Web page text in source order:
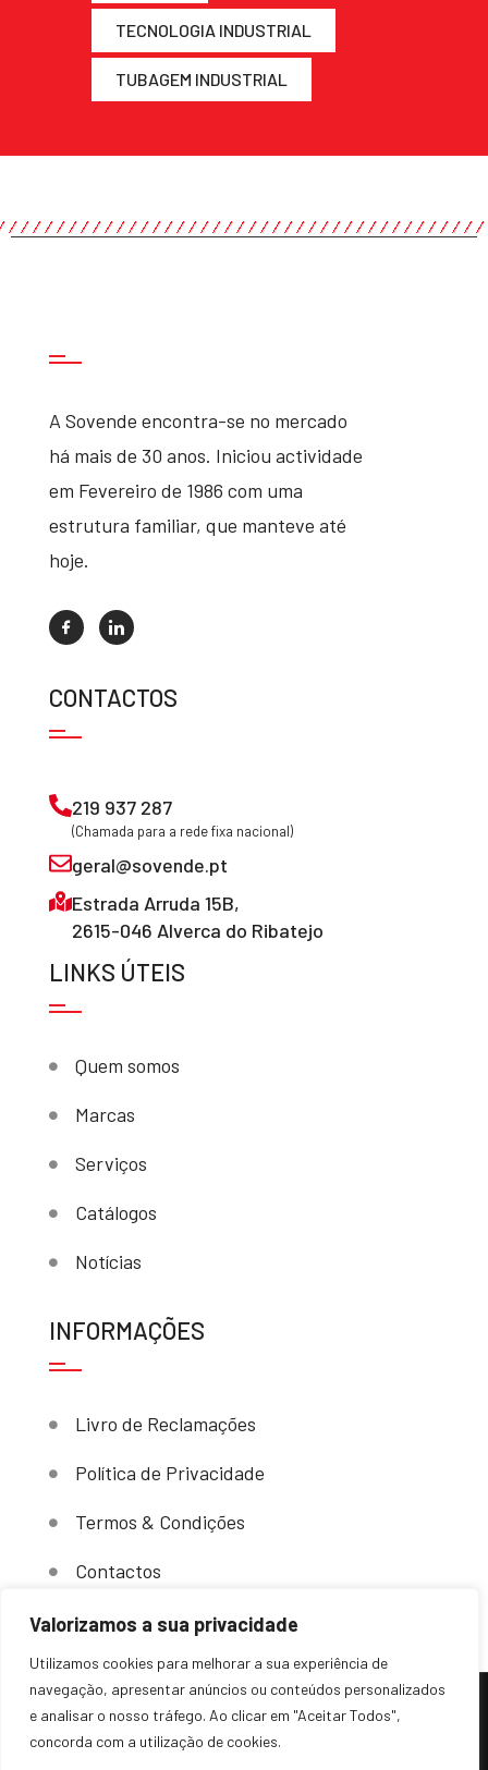
Valorizamos a sua privacidade
Utilizamos cookies para melhorar a sua experiência de
navegação, apresentar anúncios ou conteúdos personalizados
e analisar o nosso tráfego. Ao clicar em "Aceitar Todos",
concorda com a utilização de cookies.
TECNOLOGIA INDUSTRIAL
TUBAGEM INDUSTRIAL
A Sovende encontra-se no mercado
há mais de 30 anos. Iniciou actividade
em Fevereiro de 1986 com uma
estrutura familiar, que manteve até
hoje.
CONTACTOS
219 937 287
(Chamada para a rede fixa nacional)
geral@sovende.pt
Estrada Arruda 15B,
2615-046 Alverca do Ribatejo
LINKS ÚTEIS
Quem somos
Marcas
Serviços
Catálogos
Notícias
INFORMAÇÕES
Livro de Reclamações
Política de Privacidade
Termos & Condições
Contactos
(c) 2024 – Sovende. Todos os direitos reservados.